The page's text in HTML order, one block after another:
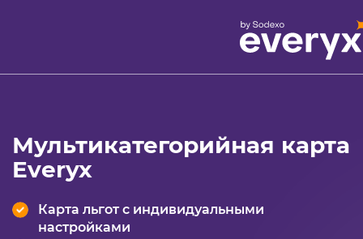
Мультикатегорийная карта
Everyx
Карта льгот с индивидуальными
настройками